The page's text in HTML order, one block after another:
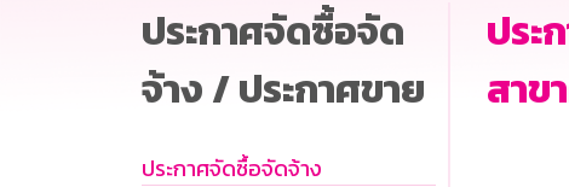
ประกาศจัดซื้อจัด
จ้าง / ประกาศขาย
ประกาศจัดซื้อจัดจ้าง
ประ
สาข